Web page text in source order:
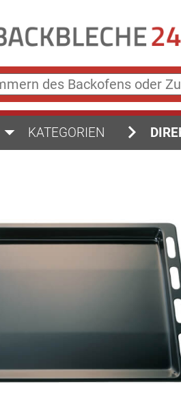
KATEGORIEN